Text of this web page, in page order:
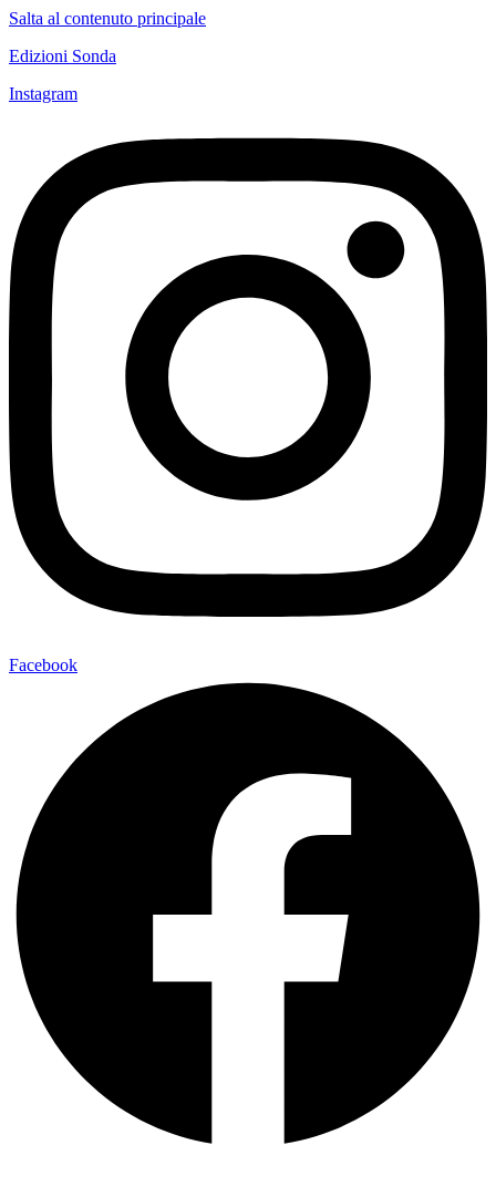
Salta al contenuto principale
Edizioni Sonda
Instagram
Facebook